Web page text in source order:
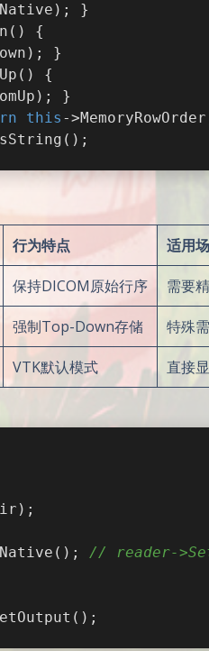
夜间模式
}
()
{
}
()
{
}
this -
() ;
行为特点 适用
保持DICOM原始行序 需要
强制Top-Down存储 特殊
VTK默认模式
直接
// reader-